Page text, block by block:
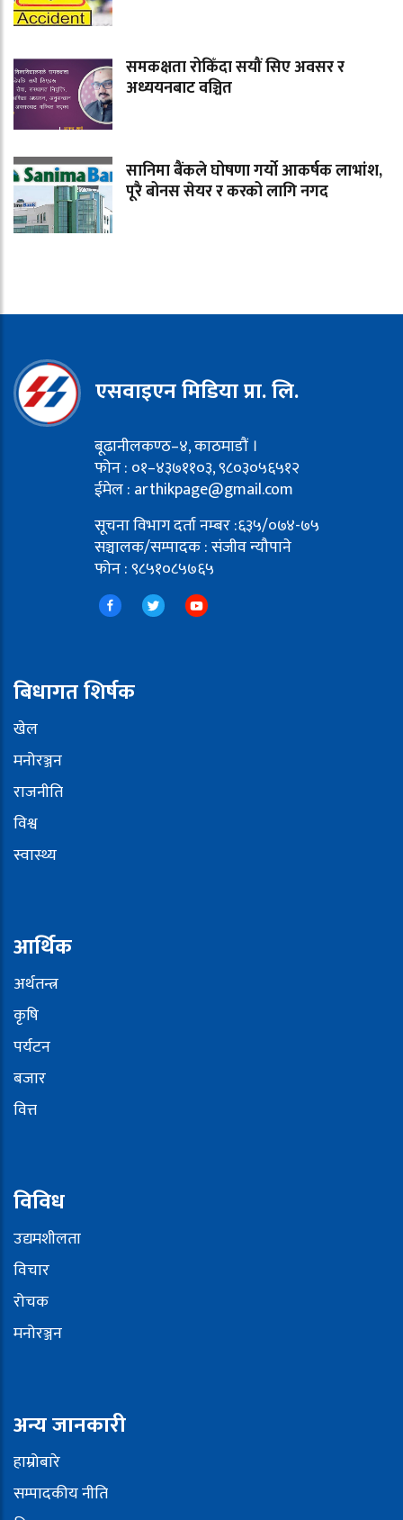
समकक्षता रोकिँदा सयौं सिए अवसर र
अध्ययनबाट वञ्चित
सानिमा बैंकले घोषणा गर्यो आकर्षक लाभांश,
पूरै बोनस सेयर र करको लागि नगद
एसवाइएन मिडिया प्रा. लि.
बूढानीलकण्ठ–४, काठमाडौं ।
फोन : ०१–४३७११०३, ९८०३०५६५१२
ईमेल : arthikpage@gmail.com
सूचना विभाग दर्ता नम्बर :६३५/०७४-७५
सञ्चालक/सम्पादक : संजीव न्यौपाने
फोन : ९८५१०८५७६५
बिधागत शिर्षक
खेल
मनोरञ्जन
राजनीति
विश्व
स्वास्थ्य
आर्थिक
अर्थतन्त्र
कृषि
पर्यटन
बजार
वित्त
विविध
उद्यमशीलता
विचार
रोचक
मनोरञ्जन
अन्य जानकारी
हाम्रोबारे
सम्पादकीय नीति